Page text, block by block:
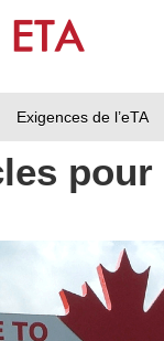
Exigences de l’eTA